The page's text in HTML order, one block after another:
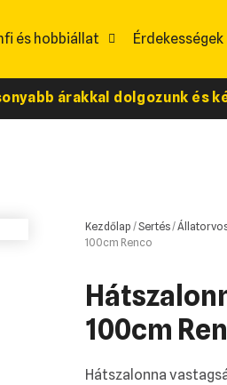
és hobbiállat Érdekességek
árakkal dolgozunk és
Kezdőlap /Sertés/
100cm Renco
100cm
Hátszalonna